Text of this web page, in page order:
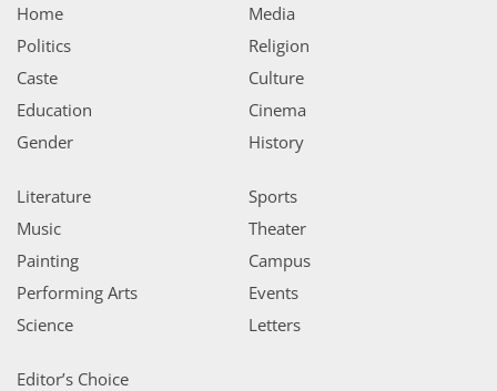
Home
Politics
Caste
Education
Gender
Media
Religion
Culture
Cinema
History
Literature
Music
Painting
Performing Arts
Science
Sports
Theater
Campus
Events
Letters
Editor’s Choice